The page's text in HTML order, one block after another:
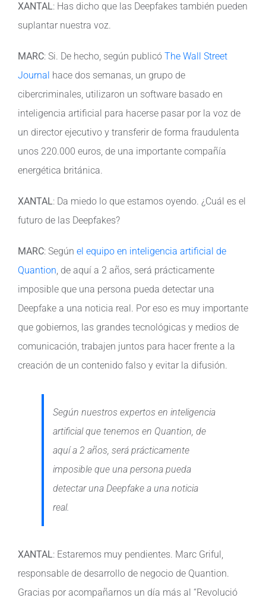
XANTAL: Has dicho que las Deepfakes también pueden
suplantar nuestra voz.
MARC: Si. De hecho, según publicó The Wall Street
Journal hace dos semanas, un grupo de
cibercriminales, utilizaron un software basado en
inteligencia artificial para hacerse pasar por la voz de
un director ejecutivo y transferir de forma fraudulenta
unos 220.000 euros, de una importante compañía
energética británica.
XANTAL: Da miedo lo que estamos oyendo. ¿Cuál es el
futuro de las Deepfakes?
MARC: Según el equipo en inteligencia artificial de
Quantion, de aquí a 2 años, será prácticamente
imposible que una persona pueda detectar una
Deepfake a una noticia real. Por eso es muy importante
que gobiernos, las grandes tecnológicas y medios de
comunicación, trabajen juntos para hacer frente a la
creación de un contenido falso y evitar la difusión.
Según nuestros expertos en inteligencia
artificial que tenemos en Quantion, de
aquí a 2 años, será prácticamente
imposible que una persona pueda
detectar una Deepfake a una noticia
real.
XANTAL: Estaremos muy pendientes. Marc Griful,
responsable de desarrollo de negocio de Quantion.
Gracias por acompañarnos un día más al “Revolució